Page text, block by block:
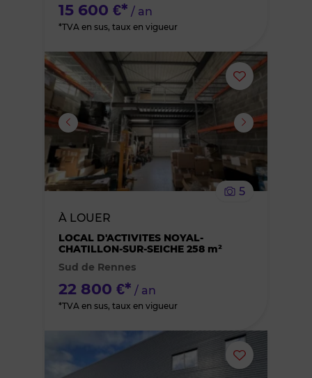
15 600 €* / an
*TVA en sus, taux en vigueur
Ajouter
ou
le
5
À LOUER
LOCAL D'ACTIVITES NOYAL-
CHATILLON-SUR-SEICHE 258 m²
Sud de Rennes
22 800 €* / an
*TVA en sus, taux en vigueur
Ajouter